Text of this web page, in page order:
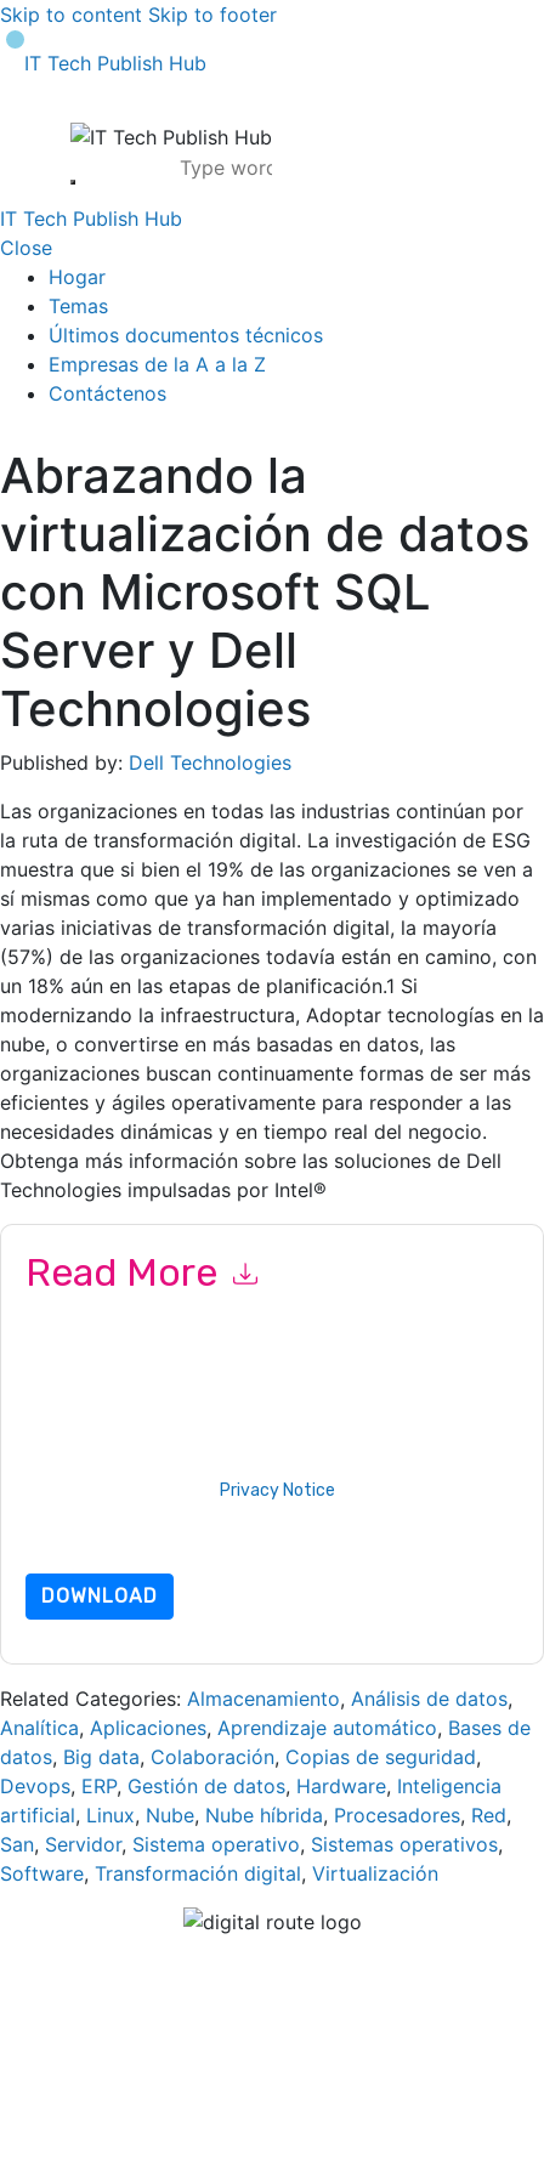
Skip to content Skip to footer
IT Tech Publish Hub
IT Tech Publish Hub
Close
Hogar
Temas
Últimos documentos técnicos
Empresas de la A a la Z
Contáctenos
Abrazando la
virtualización de datos
con Microsoft SQL
Server y Dell
Technologies
Published by: Dell Technologies
Las organizaciones en todas las industrias continúan por
la ruta de transformación digital. La investigación de ESG
muestra que si bien el 19% de las organizaciones se ven a
sí mismas como que ya han implementado y optimizado
varias iniciativas de transformación digital, la mayoría
(57%) de las organizaciones todavía están en camino, con
un 18% aún en las etapas de planificación.1 Si
modernizando la infraestructura, Adoptar tecnologías en la
nube, o convertirse en más basadas en datos, las
organizaciones buscan continuamente formas de ser más
eficientes y ágiles operativamente para responder a las
necesidades dinámicas y en tiempo real del negocio.
Obtenga más información sobre las soluciones de Dell
Technologies impulsadas por Intel®
Read More
Privacy Notice
DOWNLOAD
Related Categories: Almacenamiento, Análisis de datos,
Analítica, Aplicaciones, Aprendizaje automático, Bases de
datos, Big data, Colaboración, Copias de seguridad,
Devops, ERP, Gestión de datos, Hardware, Inteligencia
artificial, Linux, Nube, Nube híbrida, Procesadores, Red,
San, Servidor, Sistema operativo, Sistemas operativos,
Software, Transformación digital, Virtualización